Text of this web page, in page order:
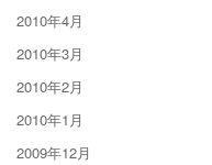
2010年4月
2010年3月
2010年2月
2010年1月
2009年12月